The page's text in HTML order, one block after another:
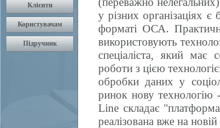
у різних організаціях є
форматі ОСА.
використовують
спеціаліста, який має
роботи з цією
обробки даних у
ринок нову
Line складає
реалізована вже на